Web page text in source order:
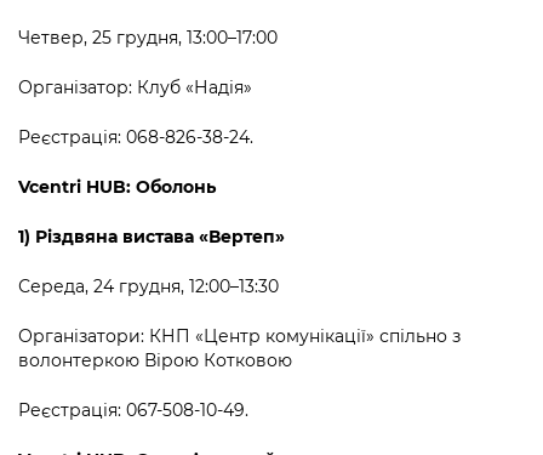
Четвер, 25 грудня, 13:00–17:00
Організатор: Клуб «Надія»
Реєстрація: 068-826-38-24.
Vcentri HUB: Оболонь
1) Різдвяна вистава «Вертеп»
Середа, 24 грудня, 12:00–13:30
Організатори: КНП «Центр комунікації» спільно з
волонтеркою Вірою Котковою
Реєстрація: 067-508-10-49.